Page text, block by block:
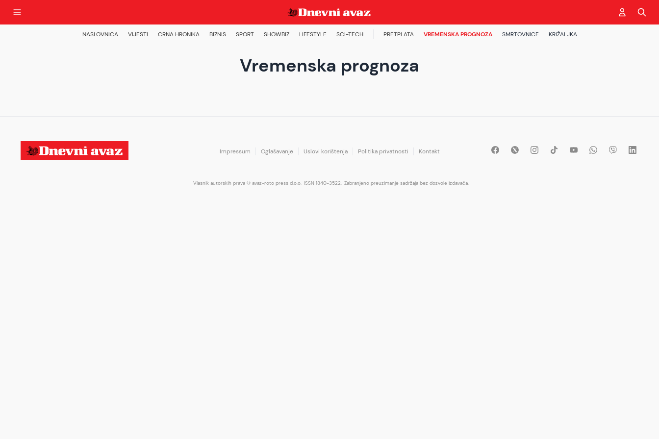
NASLOVNICA VIJESTI CRNA HRONIKA BIZNIS SPORT SHOWBIZ LIFESTYLE SCI-TECH PRETPLATA VREMENSKA PROGNOZA SMRTOVNICE KRIŽALJKA
Vremenska prognoza
Impressum Oglašavanje Uslovi korištenja Politika privatnosti Kontakt
Vlasnik autorskih prava © avaz-roto press d.o.o. ISSN 1840-3522. Zabranjeno preuzimanje sadržaja bez dozvole izdavača.